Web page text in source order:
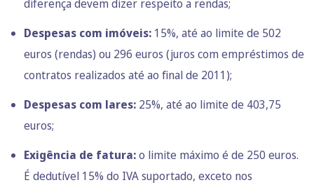
diferença devem dizer respeito a rendas;
Despesas com imóveis: 15%, até ao limite de 502
euros (rendas) ou 296 euros (juros com empréstimos de
contratos realizados até ao final de 2011);
Despesas com lares: 25%, até ao limite de 403,75
euros;
Exigência de fatura:o limite máximo é de 250 euros.
É dedutível 15% do IVA suportado, exceto nos